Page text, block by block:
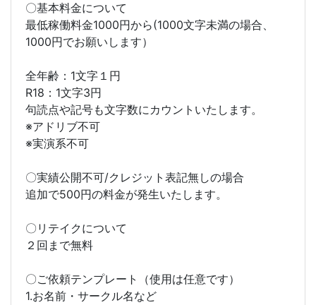
〇基本料金について
最低稼働料金1000円から(1000文字未満の場合、
1000円でお願いします）
全年齢：1文字１円
R18：1文字3円
句読点や記号も文字数にカウントいたします。
※アドリブ不可
※実演系不可
〇実績公開不可/クレジット表記無しの場合
追加で500円の料金が発生いたします。
〇リテイクについて
２回まで無料
〇ご依頼テンプレート（使用は任意です）
1.お名前・サークル名など